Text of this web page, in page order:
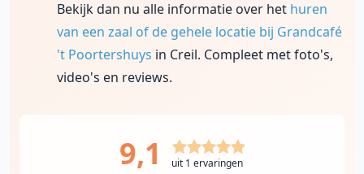
Bekijk dan nu alle informatie over het huren
van een zaal of de gehele locatie bij Grandcafé
't Poortershuys in Creil. Compleet met foto's,
video's en reviews.
9,1 uit 1 ervaringen